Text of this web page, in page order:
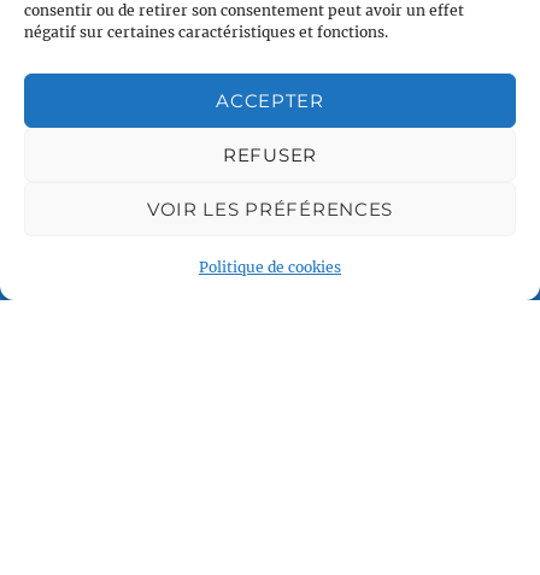
consentir ou de retirer son consentement peut avoir un effet
négatif sur certaines caractéristiques et fonctions.
ACCEPTER
REFUSER
VOIR LES PRÉFÉRENCES
Politique de cookies
contact@vcl.fr
Associations partenaires